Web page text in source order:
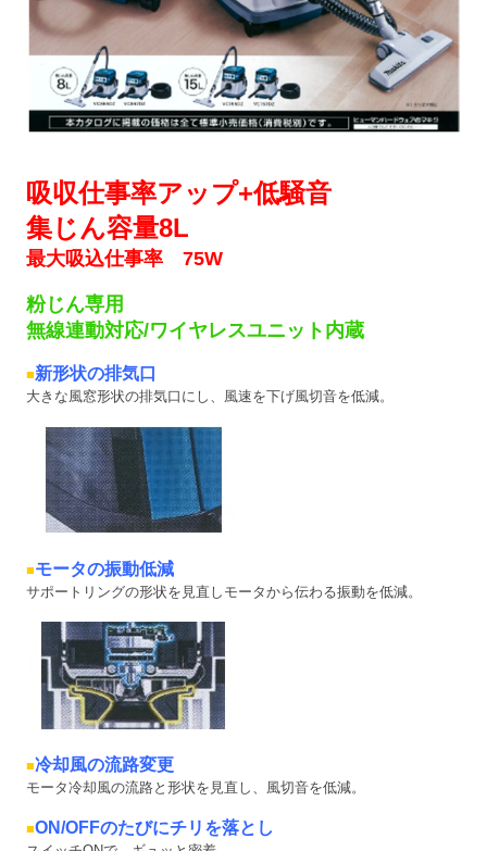
吸収仕事率アップ+低騒音
集じん容量8L
最大吸込仕事率 75W
粉じん専用
無線連動対応/ワイヤレスユニット内蔵
■新形状の排気口
大きな風窓形状の排気口にし、風速を下げ風切音を低減。
■モータの振動低減
サポートリングの形状を見直しモータから伝わる振動を低減。
■冷却風の流路変更
モータ冷却風の流路と形状を見直し、風切音を低減。
■ON/OFFのたびにチリを落とし